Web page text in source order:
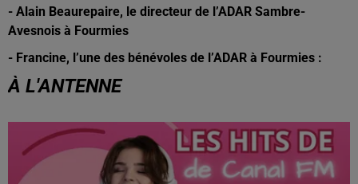
- Alain Beaurepaire, le directeur de l’ADAR Sambre-
Avesnois à Fourmies
- Francine, l’une des bénévoles de l’ADAR à Fourmies :
À L'ANTENNE